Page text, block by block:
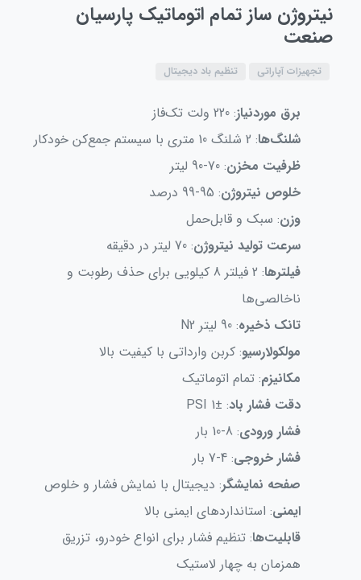
نیتروژن ساز تمام اتوماتیک پارسیان
صنعت
تجهیزات آپاراتی تنظیم باد دیجیتال
برق موردنیاز: 220 ولت تک‌فاز
شلنگ‌ها: 2 شلنگ 10 متری با سیستم جمع‌کن خودکار
ظرفیت مخزن: 70-90 لیتر
خلوص نیتروژن: 95-99 درصد
وزن: سبک و قابل‌حمل
سرعت تولید نیتروژن: 70 لیتر در دقیقه
فیلترها
: 2 فیلتر 8 کیلویی برای حذف رطوبت و
ناخالصی‌ها
تانک ذخیره: 90 لیتر N2
مولکولارسیو: کربن وارداتی با کیفیت بالا
مکانیزم: تمام اتوماتیک
دقت فشار باد: ±1 PSI
فشار ورودی: 8-10 بار
فشار خروجی: 4-7 بار
صفحه نمایشگر: دیجیتال با نمایش فشار و خلوص
ایمنی: استانداردهای ایمنی بالا
قابلیت‌ها: تنظیم فشار برای انواع خودرو، تزریق
همزمان به چهار لاستیک